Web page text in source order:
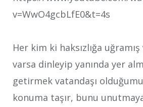
v=WwO4gcbLfE0&t=4s
Her kim ki haksızlığa uğramış
varsa dinleyip yanında yer
getirmek vatandaşı
konuma taşır, bunu